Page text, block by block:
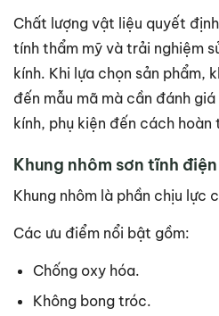
Chất lượng vật liệu quyết
tính thẩm mỹ và trải nghiệm
kính. Khi lựa chọn sản phẩm,
đến mẫu mã mà cần đánh
kính, phụ kiện đến cách hoàn
Khung nhôm sơn tĩnh điện
Khung nhôm là phần chịu lực
Các ưu điểm nổi bật gồm:
Chống oxy hóa.
Không bong tróc.